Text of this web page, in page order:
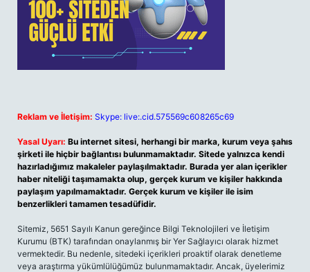
Reklam ve İletişim: Skype: live:.cid.575569c608265c69
Yasal Uyarı: Bu internet sitesi, herhangi bir marka, kurum veya şahıs
şirketi ile hiçbir bağlantısı bulunmamaktadır. Sitede yalnızca kendi
hazırladığımız makaleler paylaşılmaktadır. Burada yer alan içerikler
haber niteliği taşımamakta olup, gerçek kurum ve kişiler hakkında
paylaşım yapılmamaktadır. Gerçek kurum ve kişiler ile isim
benzerlikleri tamamen tesadüfidir.
Sitemiz, 5651 Sayılı Kanun gereğince Bilgi Teknolojileri ve İletişim
Kurumu (BTK) tarafından onaylanmış bir Yer Sağlayıcı olarak hizmet
vermektedir. Bu nedenle, sitedeki içerikleri proaktif olarak denetleme
veya araştırma yükümlülüğümüz bulunmamaktadır. Ancak, üyelerimiz